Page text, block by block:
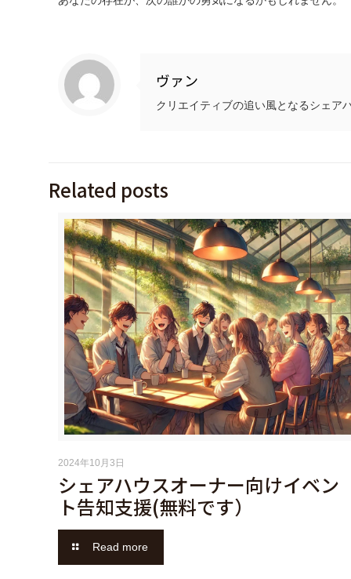
ヴァン
クリエイティブの追い風となるシェア
Related posts
2024年10月3日
シェアハウスオーナー向けイベン
ト告知支援(無料です）
Read more